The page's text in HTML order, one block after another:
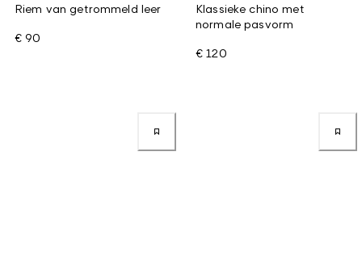
Riem van getrommeld leer
€ 90
Klassieke chino met
normale pasvorm
€ 120